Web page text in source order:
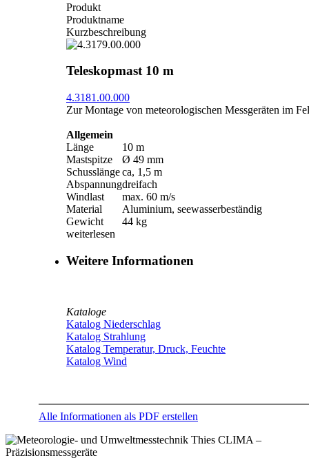
Produkt
Produktname
Kurzbeschreibung
Teleskopmast 10 m
4.3181.00.000
Zur Montage von meteorologischen Messgeräten im
Allgemein
Länge
10 m
Mastspitze
Ø 49 mm
Schusslängeca, 1,5 m
Abspannungdreifach
Windlast
max. 60 m/­s
Material
Aluminium, seewasserbeständig
Gewicht
44 kg
weiterlesen
Weitere Informationen
Kataloge
Katalog Niederschlag
Katalog Strahlung
Katalog Temperatur, Druck, Feuchte
Katalog Wind
Alle Informationen als PDF erstellen